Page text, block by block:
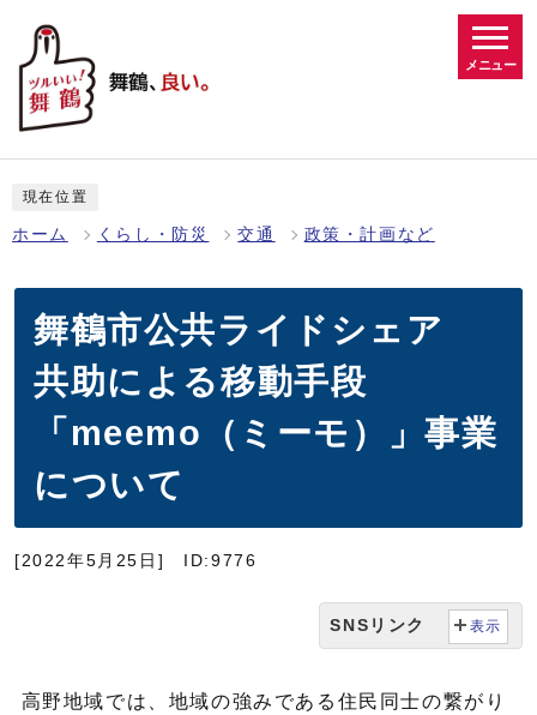
メニュー
現在位置
ホーム くらし・防災 交通 政策・計画など
舞鶴市公共ライドシェア
共助による移動手段
「meemo（ミーモ）」事業
について
[2022年5月25日] ID:9776
SNSリンク 表示
高野地域では、地域の強みである住民同士の繋がり